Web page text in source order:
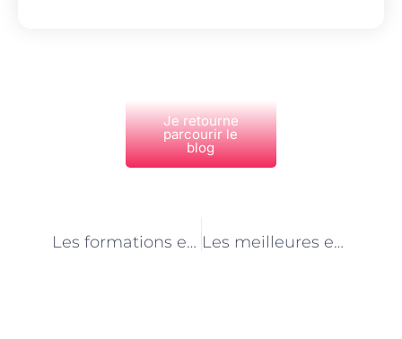
Je retourne
parcourir le
blog
Les formations et bootcamps pour devenir développeur web à Paris Les meilleures entreprises pour travailler en tant que développeur web à Paris